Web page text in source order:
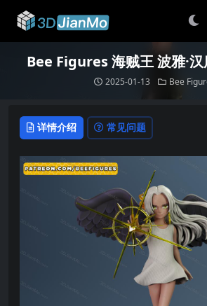
Bee Figures 海贼王 波雅·
2025-01-13 Bee
详情介绍 常见问题